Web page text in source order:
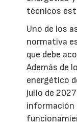
técnicos
Uno de los
normativa
que debe
Además de
energético
julio de
información